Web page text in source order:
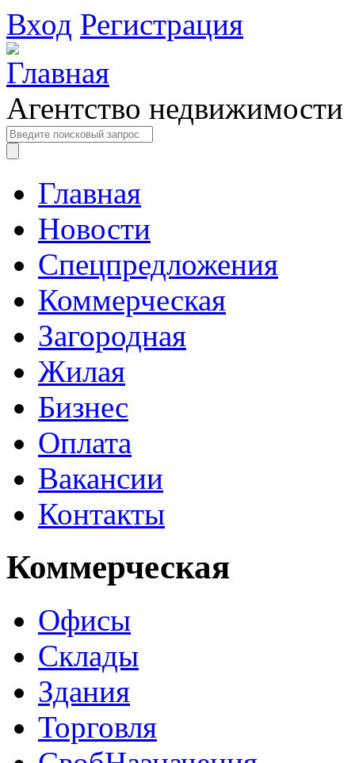
Вход Регистрация
Агентство недвижимости
Главная
Новости
Спецпредложения
Коммерческая
Загородная
Жилая
Бизнес
Оплата
Вакансии
Контакты
Коммерческая
Офисы
Склады
Здания
Торговля